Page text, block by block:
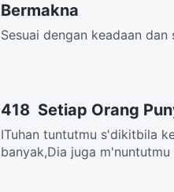
Bermakna
Sesuai dengan keadaan
418 Setiap Orang
ⅠTuhan tuntutmu s'dikitbila
banyak,Dia juga